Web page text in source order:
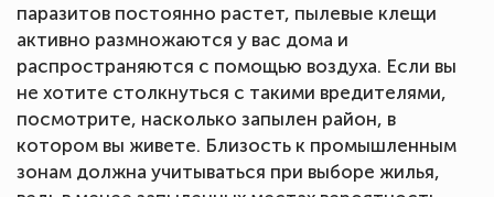
паразитов постоянно растет, пылевые клещи
активно размножаются у вас дома и
распространяются с помощью воздуха. Если вы
не хотите столкнуться с такими вредителями,
посмотрите, насколько запылен район, в
котором вы живете. Близость к промышленным
зонам должна учитываться при выборе жилья,